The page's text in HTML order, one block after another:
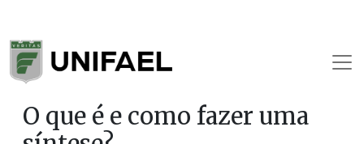
O que é e como fazer uma